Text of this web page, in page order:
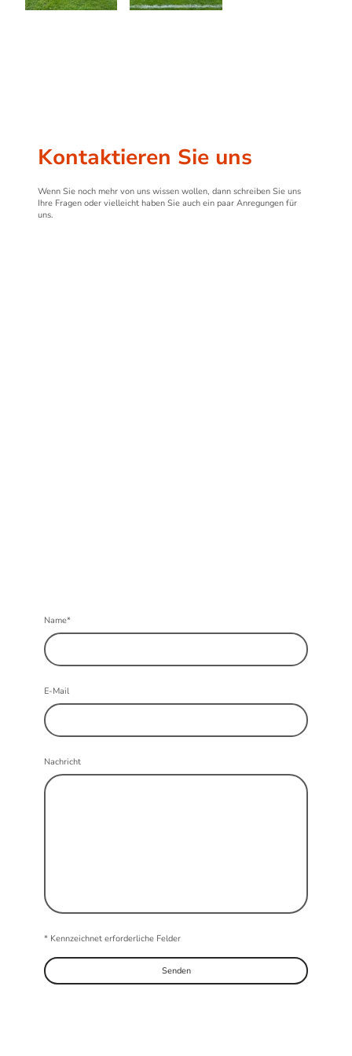
Kontaktieren Sie uns
Wenn Sie noch mehr von uns wissen wollen, dann schreiben Sie uns
Ihre Fragen oder vielleicht haben Sie auch ein paar Anregungen für
uns.
Name*
E-Mail
Nachricht
* Kennzeichnet erforderliche Felder
Senden